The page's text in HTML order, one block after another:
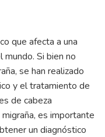
que afecta a una
Si bien no
se han realizado
y el tratamiento de
de cabeza
es importante
un diagnóstico